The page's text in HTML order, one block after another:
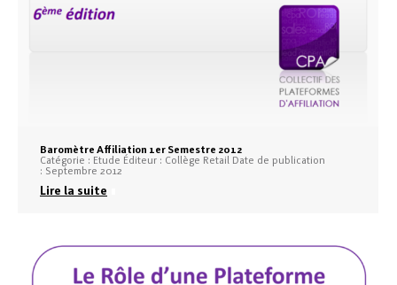
Baromètre Affiliation 1er Semestre 2012
Catégorie : Etude Éditeur : Collège Retail Date de publication
: Septembre 2012
Lire la suite